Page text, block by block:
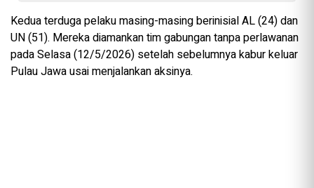
Kedua terduga pelaku masing-masing berinisial AL (24) dan
UN (51). Mereka diamankan tim gabungan tanpa perlawanan
pada Selasa (12/5/2026) setelah sebelumnya kabur keluar
Pulau Jawa usai menjalankan aksinya.